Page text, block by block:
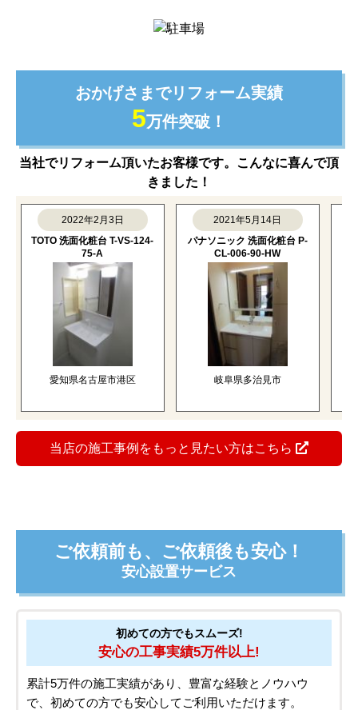
おかげさまでリフォーム実績
5万件突破！
当社でリフォーム頂いたお客様です。こんなに喜んで頂
きました！
2022年2月3日
TOTO 洗面化粧台 T-VS-124-
75-A
愛知県名古屋市港区
2021年5月14日
パナソニック 洗面化粧台 P-
CL-006-90-HW
岐阜県多治見市
当店の施工事例をもっと見たい方はこちら
ご依頼前も、ご依頼後も安心！
安心設置サービス
初めての方でもスムーズ!
安心の工事実績5万件以上!
累計5万件の施工実績があり、豊富な経験とノウハウ
で、初めての方でも安心してご利用いただけます。